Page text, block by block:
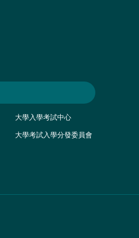
大學入學考試中心
大學考試入學分發委員會